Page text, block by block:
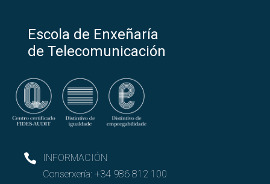
Escola de Enxeñaría
de Telecomunicación
INFORMACIÓN
Conserxería: +34 986 812 100